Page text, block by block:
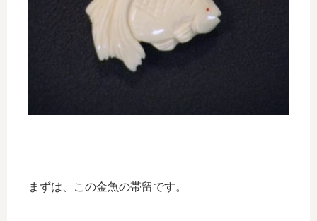
まずは、この金魚の帯留です。